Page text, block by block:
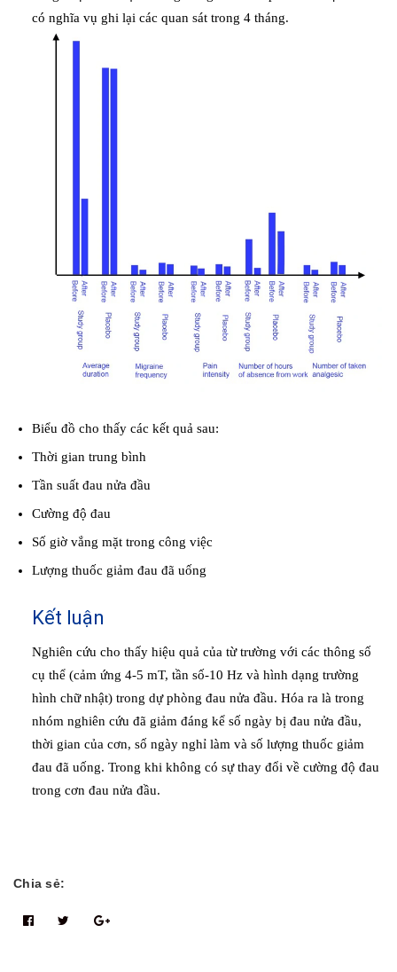
có nghĩa vụ ghi lại các quan sát trong 4 tháng.
Biểu đồ cho thấy các kết quả sau:
Thời gian trung bình
Tần suất đau nửa đầu
Cường độ đau
Số giờ vắng mặt trong công việc
Lượng thuốc giảm đau đã uống
Kết luận
Nghiên cứu cho thấy hiệu quả của từ trường với các thông số
cụ thể (cảm ứng 4-5 mT, tần số-10 Hz và hình dạng trường
hình chữ nhật) trong dự phòng đau nửa đầu. Hóa ra là trong
nhóm nghiên cứu đã giảm đáng kể số ngày bị đau nửa đầu,
thời gian của cơn, số ngày nghỉ làm và số lượng thuốc giảm
đau đã uống. Trong khi không có sự thay đổi về cường độ đau
trong cơn đau nửa đầu.
Chia sẻ: